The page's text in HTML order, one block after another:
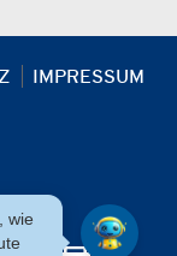
IMPRESSUM
wie